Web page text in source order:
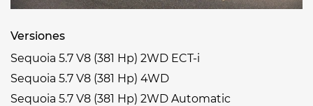
Versiones
Sequoia 5.7 V8 (381 Hp) 2WD ECT-i
Sequoia 5.7 V8 (381 Hp) 4WD
Sequoia 5.7 V8 (381 Hp) 2WD Automatic